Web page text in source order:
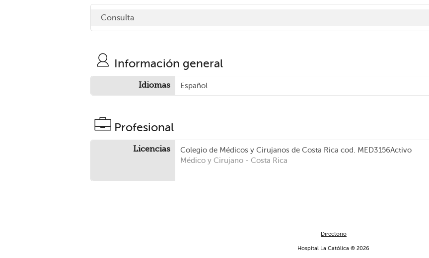
Consulta
Información general
Idiomas Español
Profesional
Licencias Colegio de Médicos y Cirujanos de Costa Rica cod. MED3156Activo
Médico y Cirujano - Costa Rica
Directorio
Hospital La Católica © 2026